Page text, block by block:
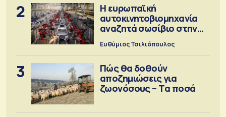
2
Η ευρωπαϊκή
αυτοκινητοβιομηχανία
αναζητά σωσίβιο στην
Κίνα
Ευθύμιος Τσιλιόπουλος
3
Πώς θα δοθούν
αποζημιώσεις για
ζωονόσους – Τα ποσά